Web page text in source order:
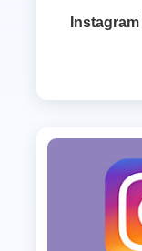
Instagram